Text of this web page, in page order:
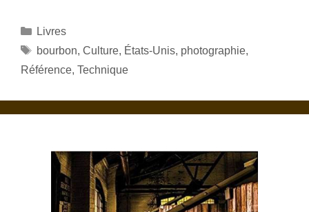
Catégories
Livres
Étiquettes
bourbon, Culture, États-Unis, photographie,
Référence, Technique